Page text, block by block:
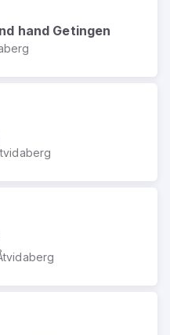
hand Getingen